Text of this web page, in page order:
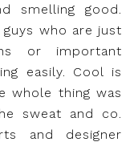
smelling good.
who are just
or important
easily. Cool is
whole thing was
sweat and co.
and designer